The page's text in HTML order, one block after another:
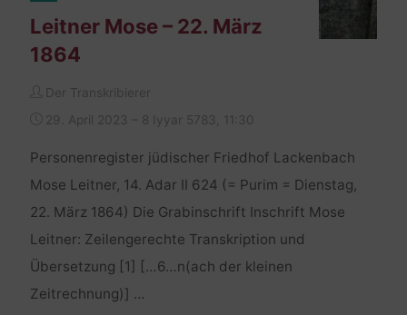
Leitner Mose – 22. März
1864
Der Transkribierer
29. April 2023 – 8 Iyyar 5783, 11:30
Personenregister jüdischer Friedhof Lackenbach
Mose Leitner, 14. Adar II 624 (= Purim = Dienstag,
22. März 1864) Die Grabinschrift Inschrift Mose
Leitner: Zeilengerechte Transkription und
Übersetzung [1] […6…n(ach der kleinen
Zeitrechnung)] …